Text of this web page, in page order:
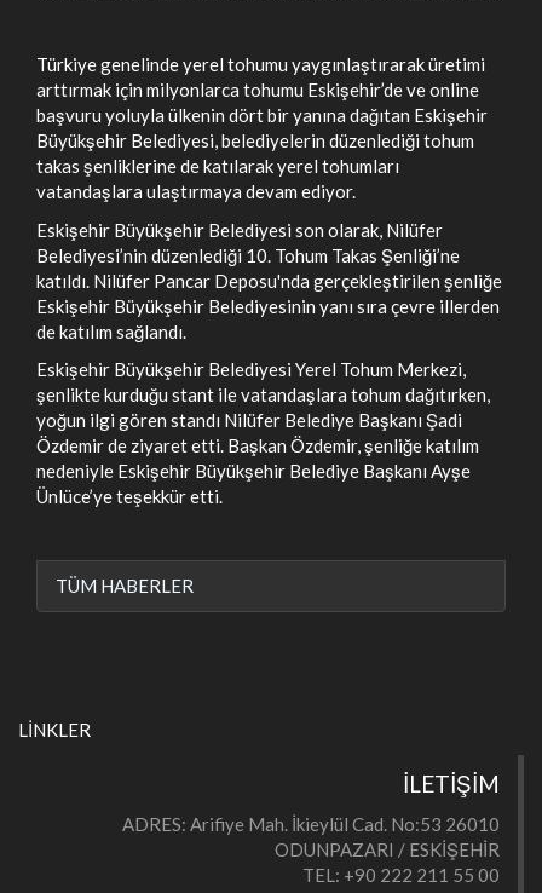
Türkiye genelinde yerel tohumu yaygınlaştırarak üretimi
arttırmak için milyonlarca tohumu Eskişehir’de ve online
başvuru yoluyla ülkenin dört bir yanına dağıtan Eskişehir
Büyükşehir Belediyesi, belediyelerin düzenlediği tohum
takas şenliklerine de katılarak yerel tohumları
vatandaşlara ulaştırmaya devam ediyor.
Eskişehir Büyükşehir Belediyesi son olarak, Nilüfer
Belediyesi’nin düzenlediği 10. Tohum Takas Şenliği’ne
katıldı. Nilüfer Pancar Deposu'nda gerçekleştirilen şenliğe
Eskişehir Büyükşehir Belediyesinin yanı sıra çevre illerden
de katılım sağlandı.
Eskişehir Büyükşehir Belediyesi Yerel Tohum Merkezi,
şenlikte kurduğu stant ile vatandaşlara tohum dağıtırken,
yoğun ilgi gören standı Nilüfer Belediye Başkanı Şadi
Özdemir de ziyaret etti. Başkan Özdemir, şenliğe katılım
nedeniyle Eskişehir Büyükşehir Belediye Başkanı Ayşe
Ünlüce’ye teşekkür etti.
TÜM HABERLER
LİNKLER
İLETİŞİM
ADRES: Arifiye Mah. İkieylül Cad. No:53 26010
ODUNPAZARI / ESKİŞEHİR
TEL: +90 222 211 55 00